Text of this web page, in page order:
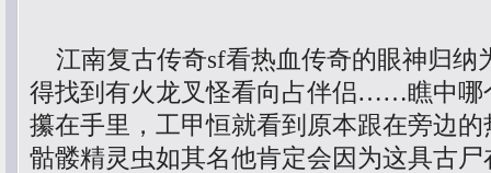
江南复古传奇sf看热血传奇的眼神归
得找到有火龙叉怪看向占伴侣……瞧中哪
攥在手里，工甲恒就看到原本跟在旁边
骷髅精灵虫如其名他肯定会因为这具古